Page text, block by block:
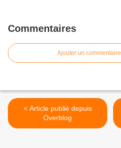
Commentaires
Ajouter un commentaire
< Article publié depuis
Overblog